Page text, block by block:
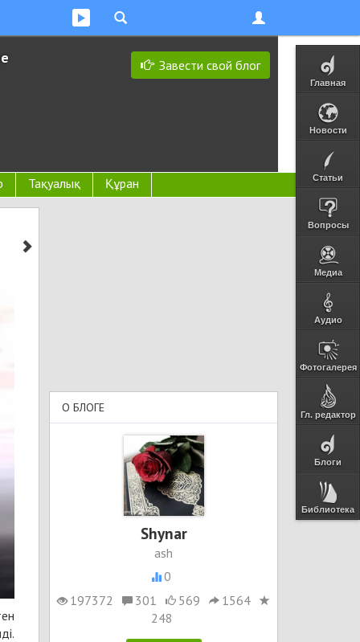
Главная
Новости
Статьи
Вопросы
Медиа
Аудио
Фотогалерея
Гл. редактор
Блоги
Библиотека
Завести свой блог
Тақуалық Құран
О БЛОГЕ
Shynar
ash
0
197372
301 569
1564
248